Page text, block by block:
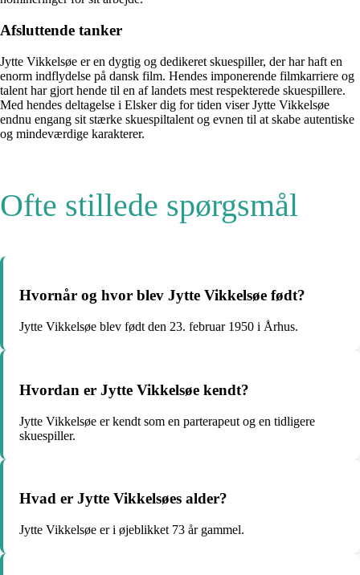
Afsluttende tanker
Jytte Vikkelsøe er en dygtig og dedikeret skuespiller, der har haft en
enorm indflydelse på dansk film. Hendes imponerende filmkarriere og
talent har gjort hende til en af landets mest respekterede skuespillere.
Med hendes deltagelse i Elsker dig for tiden viser Jytte Vikkelsøe
endnu engang sit stærke skuespiltalent og evnen til at skabe autentiske
og mindeværdige karakterer.
Ofte stillede spørgsmål
Hvornår og hvor blev Jytte Vikkelsøe født?
Jytte Vikkelsøe blev født den 23. februar 1950 i Århus.
Hvordan er Jytte Vikkelsøe kendt?
Jytte Vikkelsøe er kendt som en parterapeut og en tidligere
skuespiller.
Hvad er Jytte Vikkelsøes alder?
Jytte Vikkelsøe er i øjeblikket 73 år gammel.